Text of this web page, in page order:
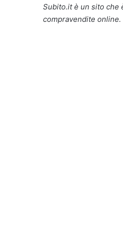
Subito.it è un sito che
compravendite online.